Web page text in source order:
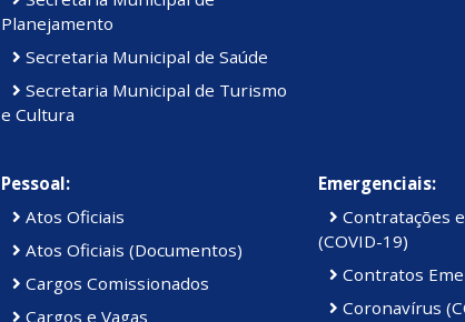
Planejamento
Secretaria Municipal de Saúde
Secretaria Municipal de Turismo
e Cultura
Pessoal:
Atos Oficiais
Atos Oficiais (Documentos)
Cargos Comissionados
Cargos e Vagas
Emergenciais:
Contratações
(COVID-19)
Contratos
Coronavírus